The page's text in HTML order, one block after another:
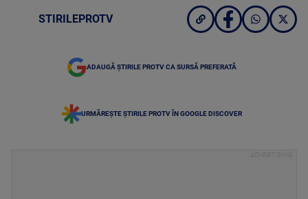
STIRILEPROTV
ADAUGĂ ȘTIRILE PROTV CA SURSĂ PREFERATĂ
URMĂREȘTE ȘTIRILE PROTV ÎN GOOGLE DISCOVER